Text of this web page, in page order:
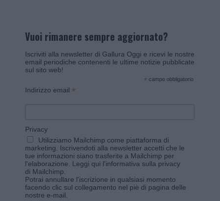
Vuoi rimanere sempre aggiornato?
Iscriviti alla newsletter di Gallura Oggi e ricevi le nostre
email periodiche contenenti le ultime notizie pubblicate
sul sito web!
* campo obbligatorio
Indirizzo email *
Privacy
Utilizziamo Mailchimp come piattaforma di
marketing. Iscrivendoti alla newsletter accetti che le
tue informazioni siano trasferite a Mailchimp per
l'elaborazione. Leggi qui l'informativa sulla privacy
di Mailchimp
Potrai annullare l'iscrizione in qualsiasi momento
facendo clic sul collegamento nel piè di pagina delle
nostre e-mail.